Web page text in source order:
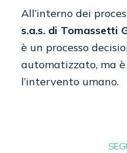
All’interno dei
s.a.s. di Tomassetti
è un processo
automatizzato, ma
l’intervento umano.